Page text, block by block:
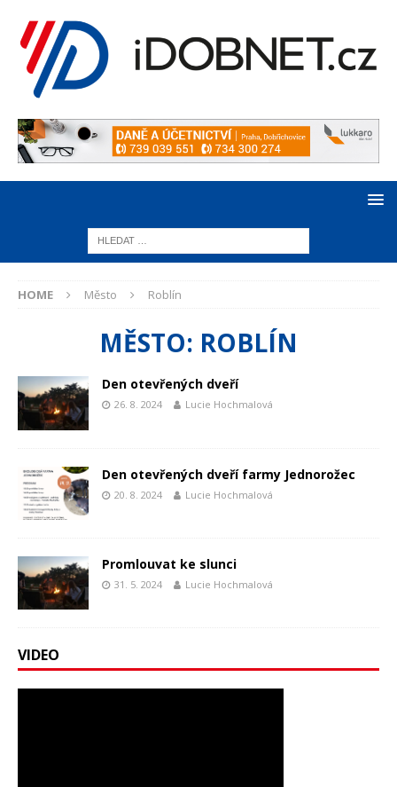
HOME Město Roblín
MĚSTO: ROBLÍN
Den otevřených dveří
26. 8. 2024 Lucie Hochmalová
Den otevřených dveří farmy Jednorožec
20. 8. 2024 Lucie Hochmalová
Promlouvat ke slunci
31. 5. 2024 Lucie Hochmalová
VIDEO